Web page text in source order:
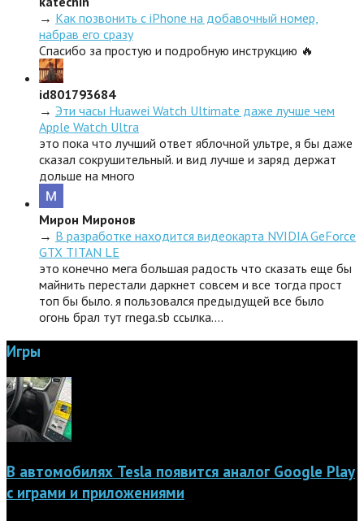
→ Как позвонить с iPhone на добавочный номер,
набрав его сразу
Спасибо за простую и подробную инструкцию 🔥
id801793684
→ Эти часы Huawei Watch Ultimate даже лучше чем
Apple Watch Ultra
это пока что лучший ответ яблочной ультре, я бы даже
сказал сокрушительный. и вид лучше и заряд держат
дольше на много
Мирон Миронов
→ В разработке находится видеокарта NVIDIA GeForce
GTX TITAN LE
это конечно мега большая радость что сказать еще бы
майнить перестали даркнет совсем и все тогда прост
топ бы было. я пользовался предыдущей все было
огонь брал тут rnega.sb ссылка.…
Игры
В автомобилях Tesla появится аналог Google Play
с играми и приложениями